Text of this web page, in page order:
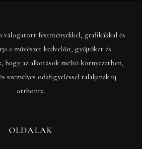
festményekkel, grafikákkal és
a művészet kedvelőit, gyűjtőket és
hogy az alkotások méltó környezetben,
személyes odafigyeléssel találjanak új
otthonra.
OLDALAK